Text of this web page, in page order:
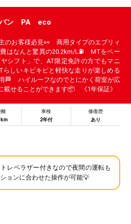
バン PA eco
のお客様必見👀 商用タイプのエブリィ
はなんと驚異の20.2km/L⛽ MTをベー
シフト」で、AT限定免許の方でもマニ
らしいキビキビと軽快な走りが楽しめる
🏁 ハイルーフなのでとにかく荷室が広
せることができます📦 《1年保証》
離
車検
2年付
修復歴
あり
レベラザー付きなので夜間の運転も
ョンに合わせた操作が可能💡